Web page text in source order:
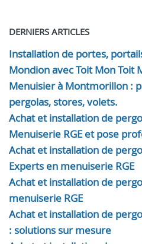
DERNIERS ARTICLES
Installation de portes,
Mondion avec Toit Mon Toit
Menuisier à Montmorillon :
pergolas, stores, volets.
Achat et installation de
Menuiserie RGE et pose
Achat et installation de
Experts en menuiserie RGE
Achat et installation de
menuiserie RGE
Achat et installation de
: solutions sur mesure